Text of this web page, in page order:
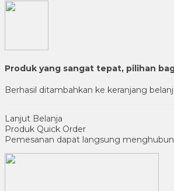
Produk yang sangat tepat, pilihan
Berhasil ditambahkan ke keranjang
Lanjut Belanja
Produk Quick Order
Pemesanan dapat langsung